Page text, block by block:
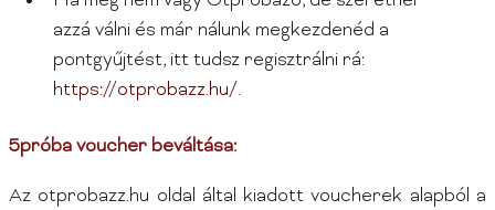
azzá válni és már nálunk megkezdenéd a
pontgyűjtést, itt tudsz regisztrálni rá:
https://otprobazz.hu/.
5próba voucher beváltása:
Az otprobazz.hu oldal által kiadott voucherek alapból a